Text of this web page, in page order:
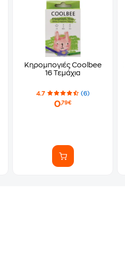
Κηρομπογιές Coolbee
16 Τεμάχια
4.7 (6)
0,79€